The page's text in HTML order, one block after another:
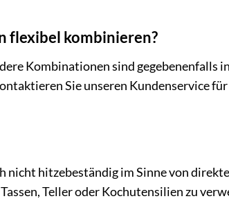
flexibel kombinieren?
Kombinationen sind gegebenenfalls
Sie unseren Kundenservice
nicht hitzebeständig im Sinne von
Teller oder Kochutensilien zu